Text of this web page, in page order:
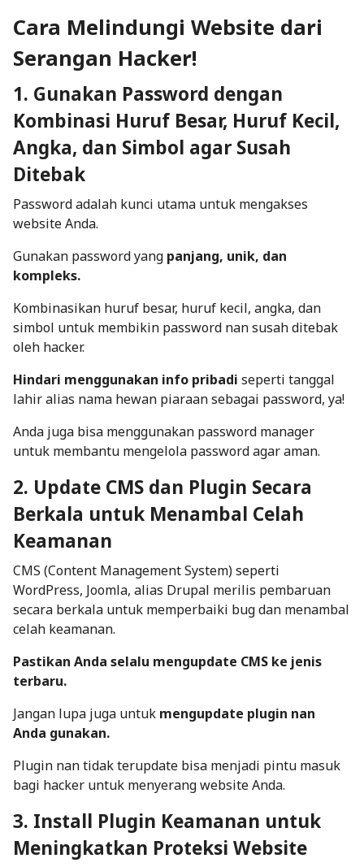
Cara Melindungi Website dari
Serangan Hacker!
1. Gunakan Password dengan
Kombinasi Huruf Besar, Huruf Kecil,
Angka, dan Simbol agar Susah
Ditebak
Password adalah kunci utama untuk mengakses
website Anda.
Gunakan password yang panjang, unik, dan
kompleks.
Kombinasikan huruf besar, huruf kecil, angka, dan
simbol untuk membikin password nan susah ditebak
oleh hacker.
Hindari menggunakan info pribadi seperti tanggal
lahir alias nama hewan piaraan sebagai password, ya!
Anda juga bisa menggunakan password manager
untuk membantu mengelola password agar aman.
2. Update CMS dan Plugin Secara
Berkala untuk Menambal Celah
Keamanan
CMS (Content Management System) seperti
WordPress, Joomla, alias Drupal merilis pembaruan
secara berkala untuk memperbaiki bug dan menambal
celah keamanan.
Pastikan Anda selalu mengupdate CMS ke jenis
terbaru.
Jangan lupa juga untuk mengupdate plugin nan
Anda gunakan.
Plugin nan tidak terupdate bisa menjadi pintu masuk
bagi hacker untuk menyerang website Anda.
3. Install Plugin Keamanan untuk
Meningkatkan Proteksi Website